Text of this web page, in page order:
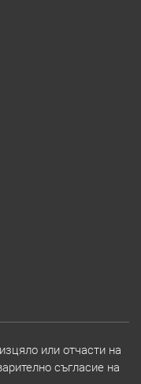
или отчасти на
съгласие на